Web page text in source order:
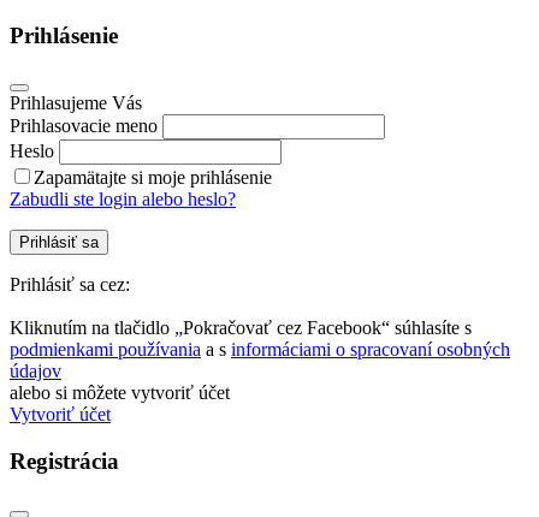
Prihlásenie
Prihlasujeme Vás
Prihlasovacie meno
Heslo
Zapamätajte si moje prihlásenie
Zabudli ste login alebo heslo?
Prihlásiť sa
Prihlásiť sa cez:
Kliknutím na tlačidlo „Pokračovať cez Facebook“ súhlasíte s
podmienkami používania a s informáciami o spracovaní osobných
údajov
alebo si môžete vytvoriť účet
Vytvoriť účet
Registrácia